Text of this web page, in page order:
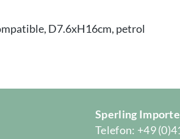
D7.6xH16cm, petrol
Sperling
Telefon: +49